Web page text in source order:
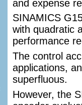
and expense
SINAMICS
with quadratic
performance
The control
applications,
superfluous.
However, the